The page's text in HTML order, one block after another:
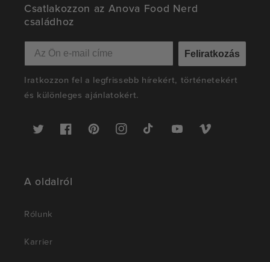
Csatlakozzon az Anova Food Nerd
családhoz
Feliratkozás
Iratkozzon fel a legfrissebb hírekért, történetekért
és különleges ajánlatokért.
Twitter FacebookPinterestInstagramTikTok YouTubeVimeo
A oldalról
Rólunk
Karrier